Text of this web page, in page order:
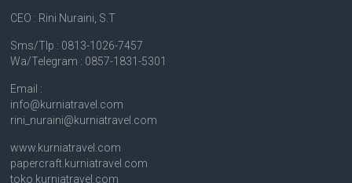
CEO : Rini Nuraini, S.T
Sms/Tlp : 0813-1026-7457
Wa/Telegram : 0857-1831-5301
Email :
info@kurniatravel.com
rini_nuraini@kurniatravel.com
www.kurniatravel.com
papercraft.kurniatravel.com
toko.kurniatravel.com